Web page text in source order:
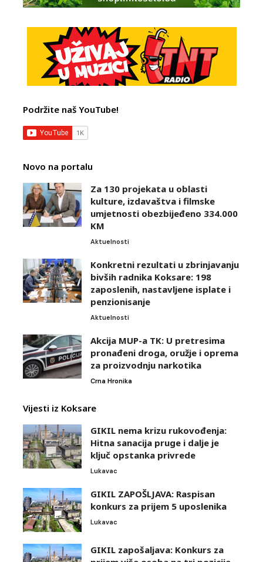
Podržite naš YouTube!
Novo na portalu
Za 130 projekata u oblasti
kulture, izdavaštva i filmske
umjetnosti obezbijeđeno 334.000
KM
Aktuelnosti
Konkretni rezultati u zbrinjavanju
bivših radnika Koksare: 198
zaposlenih, nastavljene isplate i
penzionisanje
Aktuelnosti
Akcija MUP-a TK: U pretresima
pronađeni droga, oružje i oprema
za proizvodnju narkotika
Crna Hronika
Vijesti iz Koksare
GIKIL nema krizu rukovođenja:
Hitna sanacija pruge i dalje je
ključ opstanka privrede
Lukavac
GIKIL ZAPOŠLJAVA: Raspisan
konkurs za prijem 5 uposlenika
Lukavac
GIKIL zapošaljava: Konkurs za